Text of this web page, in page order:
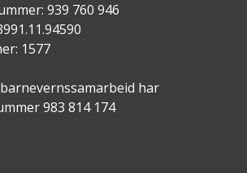
939 760 946
1577
har
983 814 174